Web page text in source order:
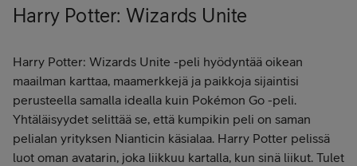
Harry Potter: Wizards Unite
Harry Potter: Wizards Unite -peli hyödyntää oikean
maailman karttaa, maamerkkejä ja paikkoja sijaintisi
perusteella samalla idealla kuin Pokémon Go -peli.
Yhtäläisyydet selittää se, että kumpikin peli on saman
pelialan yrityksen Nianticin käsialaa. Harry Potter pelissä
luot oman avatarin, joka liikkuu kartalla, kun sinä liikut. Tulet